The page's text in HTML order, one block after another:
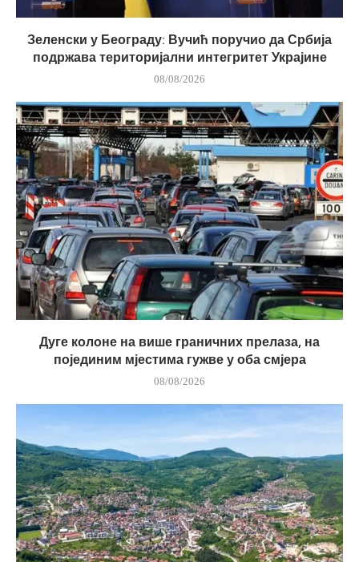
Зеленски у Београду: Вучић поручио да Србија
подржава територијални интегритет Украјине
08/08/2026
Дуге колоне на више граничних прелаза, на
појединим мјестима гужве у оба смјера
08/08/2026